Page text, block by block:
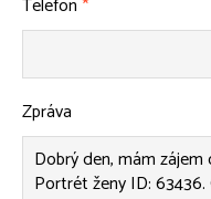
Telefon*
Zpráva